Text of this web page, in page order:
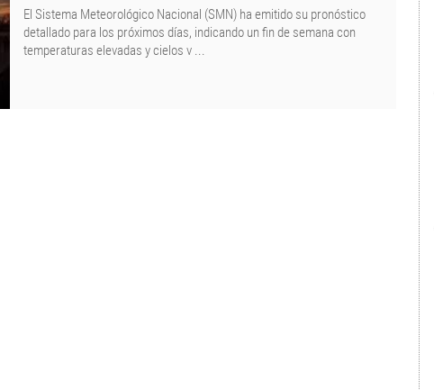
El Sistema Meteorológico Nacional (SMN) ha emitido su pronóstico
detallado para los próximos días, indicando un fin de semana con
temperaturas elevadas y cielos v ...